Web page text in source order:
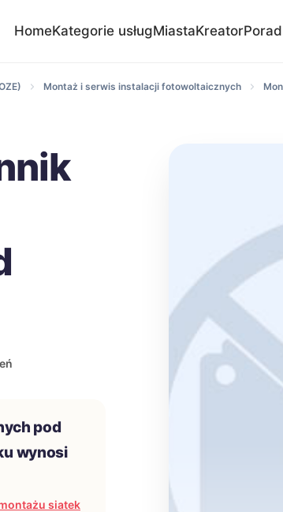
HomeKategorie usługMiastaKreator
Montaż i serwis instalacji fotowoltaicznych
pod
wynosi
siatek